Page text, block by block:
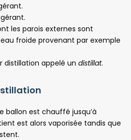
les parois externes sont
froide provenant par exemple
distillation appelé un distillat.
ballon est chauffé jusqu’à
est alors vaporisée tandis que